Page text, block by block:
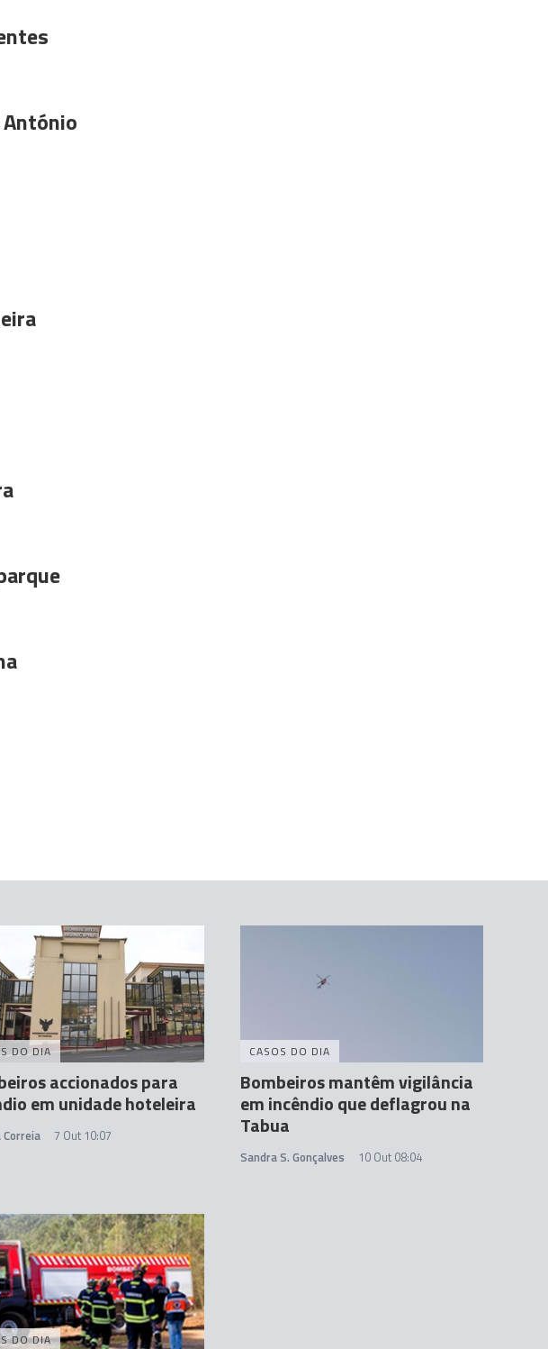
DO DIA
accionados para
em unidade hoteleira
7 Out 10:07
CASOS DO DIA
Bombeiros mantêm vigilância
em incêndio que deflagrou na
Tabua
Sandra S. Gonçalves 10 Out 08:04
DO DIA